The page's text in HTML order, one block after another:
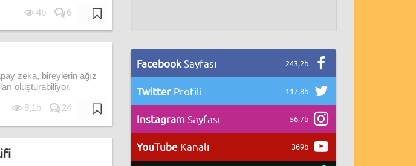
4b 6
zeka, bireylerin ağız
oluşturabiliyor.
9,1b 24
Facebook Sayfası 243,2b
Twitter Profili 117,8b
Instagram Sayfası 56,7b
YouTube Kanalı 369b